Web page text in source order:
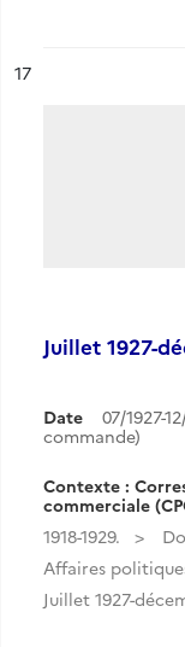
n°
17
Juillet 1927-
Date 07/1927-
commande)
Contexte :
commerciale
1918-1929.
Affaires
Juillet 1927-